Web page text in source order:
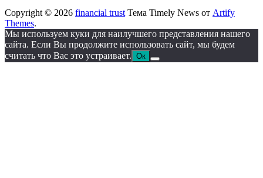
Copyright © 2026 financial trust Тема Timely News от Artify
Themes.
Мы используем куки для наилучшего представления нашего
сайта. Если Вы продолжите использовать сайт, мы будем
считать что Вас это устраивает. Ок